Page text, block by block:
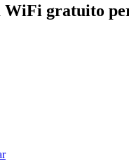
WiFi gratuito